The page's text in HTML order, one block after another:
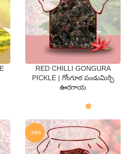
QTY
500 Gms
RED CHILLI GONGURA
PICKLE | గోంగూర పండుమిర్చి
ఊరగాయ
-28%